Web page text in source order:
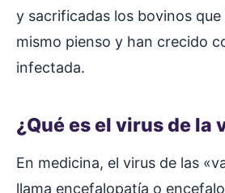
y sacrificadas los bovinos
mismo pienso y han crecido
infectada.
¿Qué es el virus de la
En medicina, el virus de las
llama encefalopatía o